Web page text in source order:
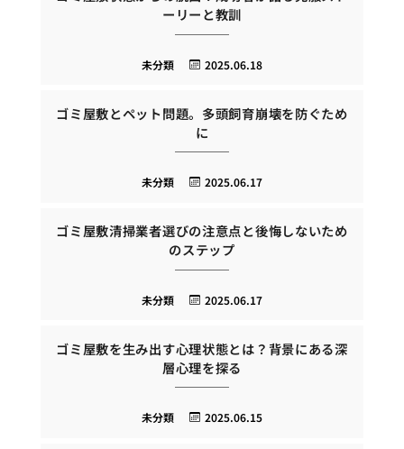
ーリーと教訓
2025.06.18
未分類
ゴミ屋敷とペット問題。多頭飼育崩壊を防ぐため
に
2025.06.17
未分類
ゴミ屋敷清掃業者選びの注意点と後悔しないため
のステップ
2025.06.17
未分類
ゴミ屋敷を生み出す心理状態とは？背景にある深
層心理を探る
2025.06.15
未分類